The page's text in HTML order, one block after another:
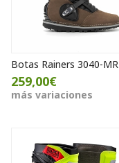
Botas Rainers 3040-MR
259,00€
más variaciones